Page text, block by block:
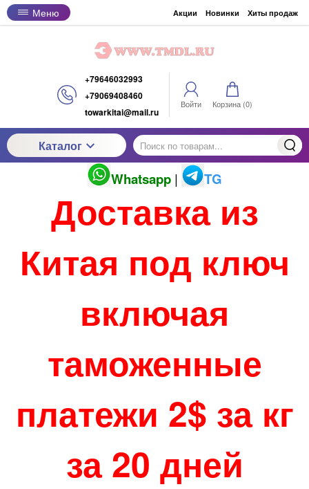
Меню Акции Новинки Хиты продаж
+79646032993
+79069408460
towarkitai@mail.ru
Войти Корзина (0)
Каталог
Whatsapp | TG
Доставка из
Китая под ключ
включая
таможенные
платежи 2$ за кг
за 20 дней